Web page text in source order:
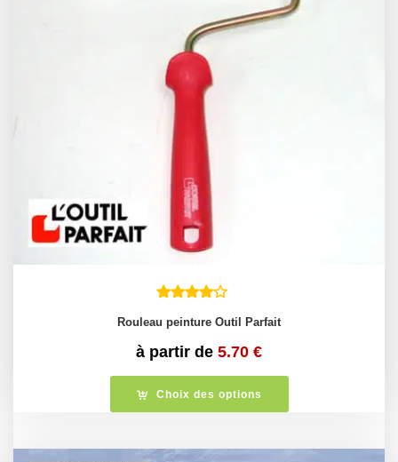
Rouleau peinture Outil Parfait
à partir de 5.70 €
Choix des options